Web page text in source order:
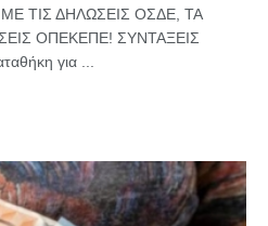
ΤΙΣ ΔΗΛΩΣΕΙΣ ΟΣΔΕ, ΤΑ
ΟΠΕΚΕΠΕ! ΣΥΝΤΑΞΕΙΣ
για ...